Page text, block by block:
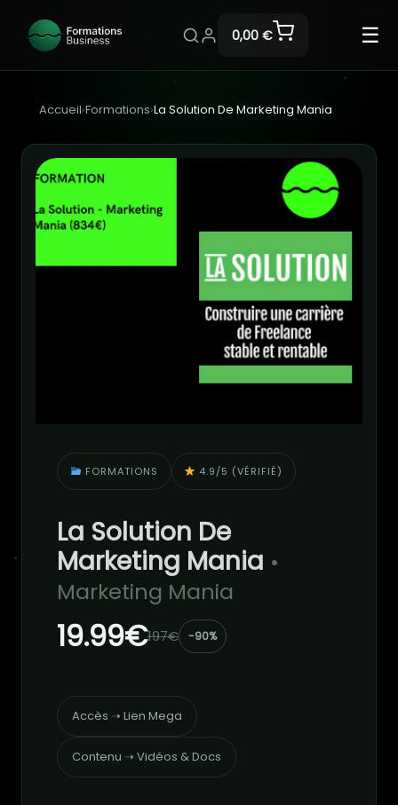
0,00 € ☰
Accueil›Formations›La Solution De Marketing Mania
FORMATIONS 4.9/5 (VÉRIFIÉ)
La Solution De
Marketing Mania •
Marketing Mania
19.99€197€ -90%
Accès ➝ Lien Mega
Contenu ➝ Vidéos & Docs